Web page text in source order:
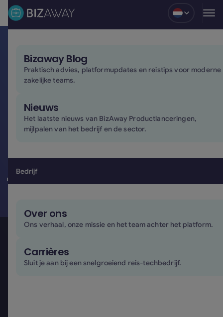
Blog
Bizaway Blog
Praktisch advies, platformupdates en reistips voor moderne
zakelijke teams.
Nieuws
Het laatste nieuws van BizAway Productlanceringen,
mijlpalen van het bedrijf en de sector.
Bedrijf
Over ons
Ons verhaal, onze missie en het team achter het platform.
Carrières
Sluit je aan bij een snelgroeiend reis-techbedrijf.
Jouw
reispartner.
Waar je zaken
je ook brengen.
Beheer al je zakenreizen op één centraal platform.
door échte mensen wanneer het erop aankomt.
Boek een demo